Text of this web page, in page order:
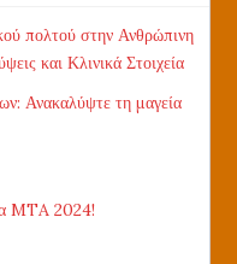
πολτού στην Ανθρώπινη
και Κλινικά Στοιχεία
Ανακαλύψτε τη μαγεία
MTA 2024!